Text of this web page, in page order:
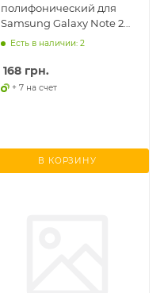
полифонический для
Samsung Galaxy Note 20
Ultra N985F, с антенной
Есть в наличии: 2
168 грн.
+ 7 на счет
В КОРЗИНУ